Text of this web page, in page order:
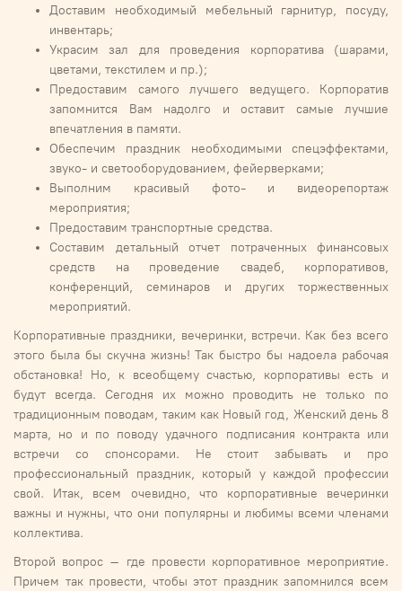
Доставим необходимый мебельный гарнитур, посуду,
инвентарь;
Украсим зал для проведения корпоратива (шарами,
цветами, текстилем и пр.);
Предоставим самого лучшего ведущего. Корпоратив
запомнится Вам надолго и оставит самые лучшие
впечатления в памяти.
Обеспечим праздник необходимыми спецэффектами,
звуко- и светооборудованием, фейерверками;
Выполним красивый фото- и видеорепортаж
мероприятия;
Предоставим транспортные средства.
Составим детальный отчет потраченных финансовых
средств на проведение свадеб, корпоративов,
конференций, семинаров и других торжественных
мероприятий.
Корпоративные праздники, вечеринки, встречи. Как без всего
этого была бы скучна жизнь! Так быстро бы надоела рабочая
обстановка! Но, к всеобщему счастью, корпоративы есть и
будут всегда. Сегодня их можно проводить не только по
традиционным поводам, таким как Новый год, Женский день 8
марта, но и по поводу удачного подписания контракта или
встречи со спонсорами. Не стоит забывать и про
профессиональный праздник, который у каждой профессии
свой. Итак, всем очевидно, что корпоративные вечеринки
важны и нужны, что они популярны и любимы всеми членами
коллектива.
Второй вопрос – где провести корпоративное мероприятие.
Причем так провести, чтобы этот праздник запомнился всем